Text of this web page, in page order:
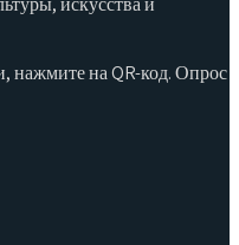
нажмите на QR-код. Опрос